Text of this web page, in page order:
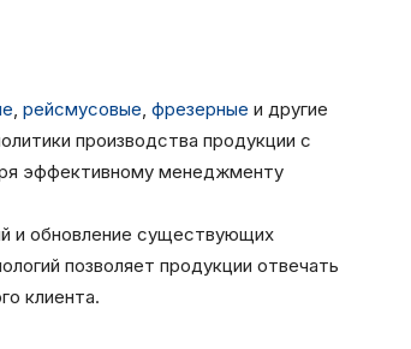
, рейсмусовые, фрезерные и другие
производства продукции с
эффективному менеджменту
и обновление существующих
позволяет продукции отвечать
клиента.